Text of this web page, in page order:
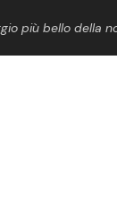
più bello della